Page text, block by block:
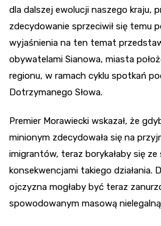
dla dalszej ewolucji naszego kraju,
zdecydowanie sprzeciwił się temu
wyjaśnienia na ten temat
obywatelami Sianowa, miasta
regionu, w ramach cyklu spotkań
Dotrzymanego Słowa.
Premier Morawiecki wskazał, że
minionym zdecydowała się na
imigrantów, teraz borykałaby się ze
konsekwencjami takiego działania.
ojczyzna mogłaby być teraz
spowodowanym masową